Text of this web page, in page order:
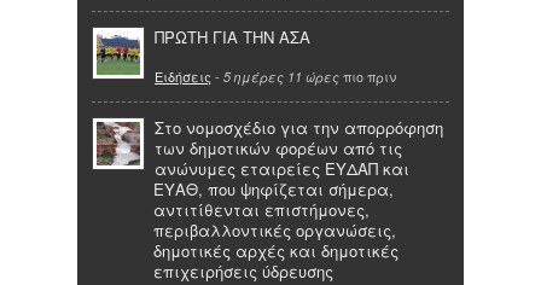
ΠΡΩΤΗ ΓΙΑ ΤΗΝ ΑΣΑ
Ειδήσεις - 5 ημέρες 11 ώρες πιο πριν
Στο νομοσχέδιο για την απορρόφηση
των δημοτικών φορέων από τις
ανώνυμες εταιρείες ΕΥΔΑΠ και
ΕΥΑΘ, που ψηφίζεται σήμερα,
αντιτίθενται επιστήμονες,
περιβαλλοντικές οργανώσεις,
δημοτικές αρχές και δημοτικές
επιχειρήσεις ύδρευσης